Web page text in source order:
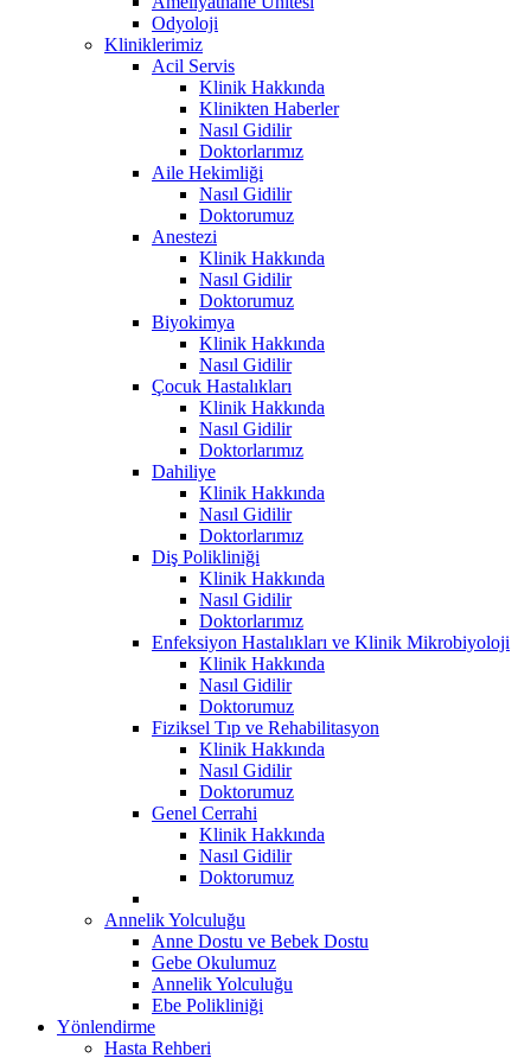
Odyoloji
Kliniklerimiz
Acil Servis
Klinik Hakkında
Klinikten Haberler
Nasıl Gidilir
Doktorlarımız
Aile Hekimliği
Nasıl Gidilir
Doktorumuz
Anestezi
Klinik Hakkında
Nasıl Gidilir
Doktorumuz
Biyokimya
Klinik Hakkında
Nasıl Gidilir
Çocuk Hastalıkları
Klinik Hakkında
Nasıl Gidilir
Doktorlarımız
Dahiliye
Klinik Hakkında
Nasıl Gidilir
Doktorlarımız
Diş Polikliniği
Klinik Hakkında
Nasıl Gidilir
Doktorlarımız
Enfeksiyon Hastalıkları ve Klinik Mikrobiyoloji
Klinik Hakkında
Nasıl Gidilir
Doktorumuz
Fiziksel Tıp ve Rehabilitasyon
Klinik Hakkında
Nasıl Gidilir
Doktorumuz
Genel Cerrahi
Klinik Hakkında
Nasıl Gidilir
Doktorumuz
Annelik Yolculuğu
Anne Dostu ve Bebek Dostu
Gebe Okulumuz
Annelik Yolculuğu
Ebe Polikliniği
Yönlendirme
Hasta Rehberi